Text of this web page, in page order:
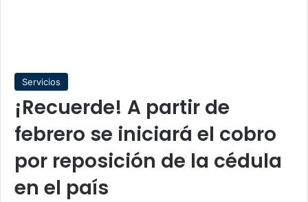
Servicios
¡Recuerde! A partir de
febrero se iniciará el cobro
por reposición de la cédula
en el país